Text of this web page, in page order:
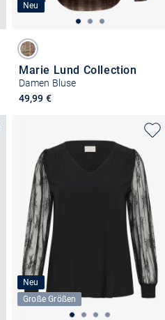
Neu
Marie Lund Collection
Damen Bluse
49,99 €
Neu
Große Größen